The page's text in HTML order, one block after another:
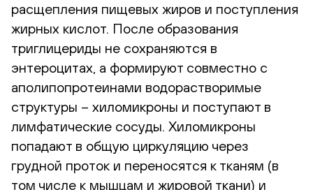
расщепления пищевых жиров и поступления
жирных кислот. После образования
триглицериды не сохраняются в
энтероцитах, а формируют совместно с
аполипопротеинами водорастворимые
структуры – хиломикроны и поступают в
лимфатические сосуды. Хиломикроны
попадают в общую циркуляцию через
грудной проток и переносятся к тканям (в
том числе к мышцам и жировой ткани) и